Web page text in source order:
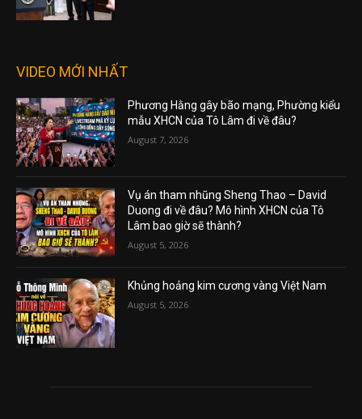
VIDEO MỚI NHẤT
Phương Hằng gây bão mạng, Phường kiểu
mẫu XHCN của Tô Lâm đi về đâu?
August 7, 2026
Vụ án tham nhũng Sheng Thao – David
Duong đi về đâu? Mô hình XHCN của Tô
Lâm bao giờ sẽ thành?
August 5, 2026
Khủng hoảng kim cương vàng Việt Nam
August 5, 2026